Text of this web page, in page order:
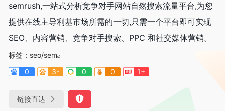
semrush,一站式分析竞争对手网站自然搜索流量平台,为您
提供在线主导利基市场所需的一切,只需一个平台即可实现
SEO、内容营销、竞争对手搜索、PPC 和社交媒体营销。
标签： seo/sem
0
3- 0 0 1+
链接直达